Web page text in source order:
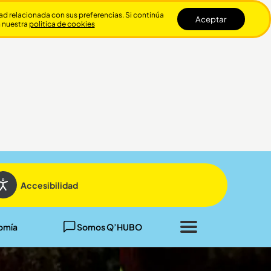
Accesibilidad
Somos Q’HUBO
Cerrar
relacionada con sus preferencias. Si continúa
politica de cookies Aceptar